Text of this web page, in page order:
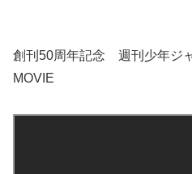
創刊50周年記念 週刊少年ジ
MOVIE